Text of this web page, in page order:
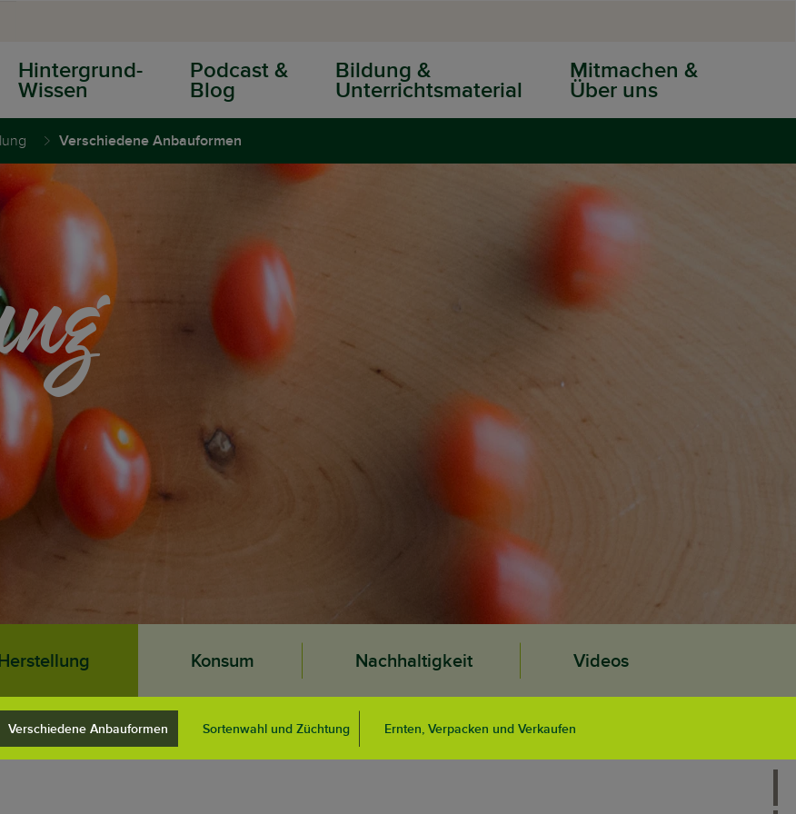
Hintergrund-
Wissen
Podcast &
Blog
Bildung &
Unterrichtsmaterial
Mitmachen &
Über uns
Verschiedene Anbauformen
Konsum Nachhaltigkeit Videos
Verschiedene Anbauformen Sortenwahl und Züchtung Ernten, Verpacken und Verkaufen